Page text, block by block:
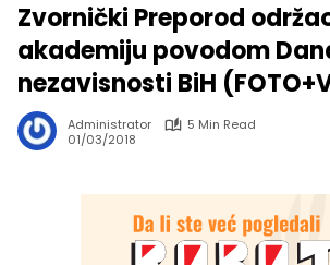
Zvornički Preporod
akademiju povodom
nezavisnosti BiH
Administrator
5 Min Read
01/03/2018